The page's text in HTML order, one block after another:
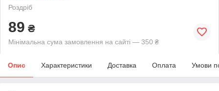
Роздріб
89 ₴
Мінімальна сума замовлення на сайті — 350 ₴
Опис Характеристики Доставка Оплата Умови